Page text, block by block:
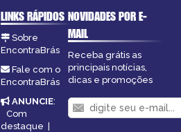
LINKS RÁPIDOS
Sobre
EncontraBrás
Fale com o
EncontraBrás
ANUNCIE:
Com
destaque |
NOVIDADES POR E-
MAIL
Receba grátis as
principais notícias,
dicas e promoções